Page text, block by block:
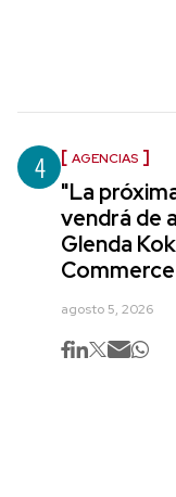
4 AGENCIAS
"La
vendrá de
Glenda
agosto 5, 2026